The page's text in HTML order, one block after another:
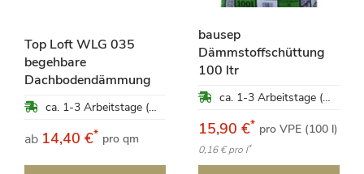
Top Loft WLG 035
begehbare
Dachbodendämmung
ca. 1-3 Arbeitstage (Mo-Fr)
ab 14,40 €* pro qm
bausep
Dämmstoffschüttung
100 ltr
ca. 1-3 Arbeitstage (Mo-Fr)
15,90 €* pro VPE (100 l)
0,16 €pro l*